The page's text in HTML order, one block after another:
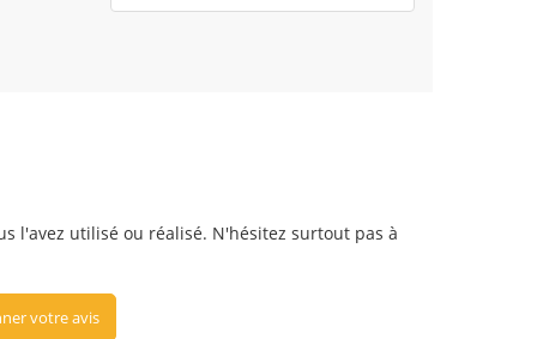
l'avez utilisé ou réalisé. N'hésitez surtout pas à
votre avis